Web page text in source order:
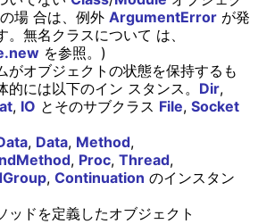
場 合は、例外 ArgumentErrorが発
。無名クラスについて は、
を参照。)
がオブジェクトの状態を保持するも
的には以下のイン スタンス。 Dir,
, IO とそのサブクラス File, Socket
, Data, Method,
, Proc, Thread,
, Continuation のインスタン
ッドを定義したオブジェクト